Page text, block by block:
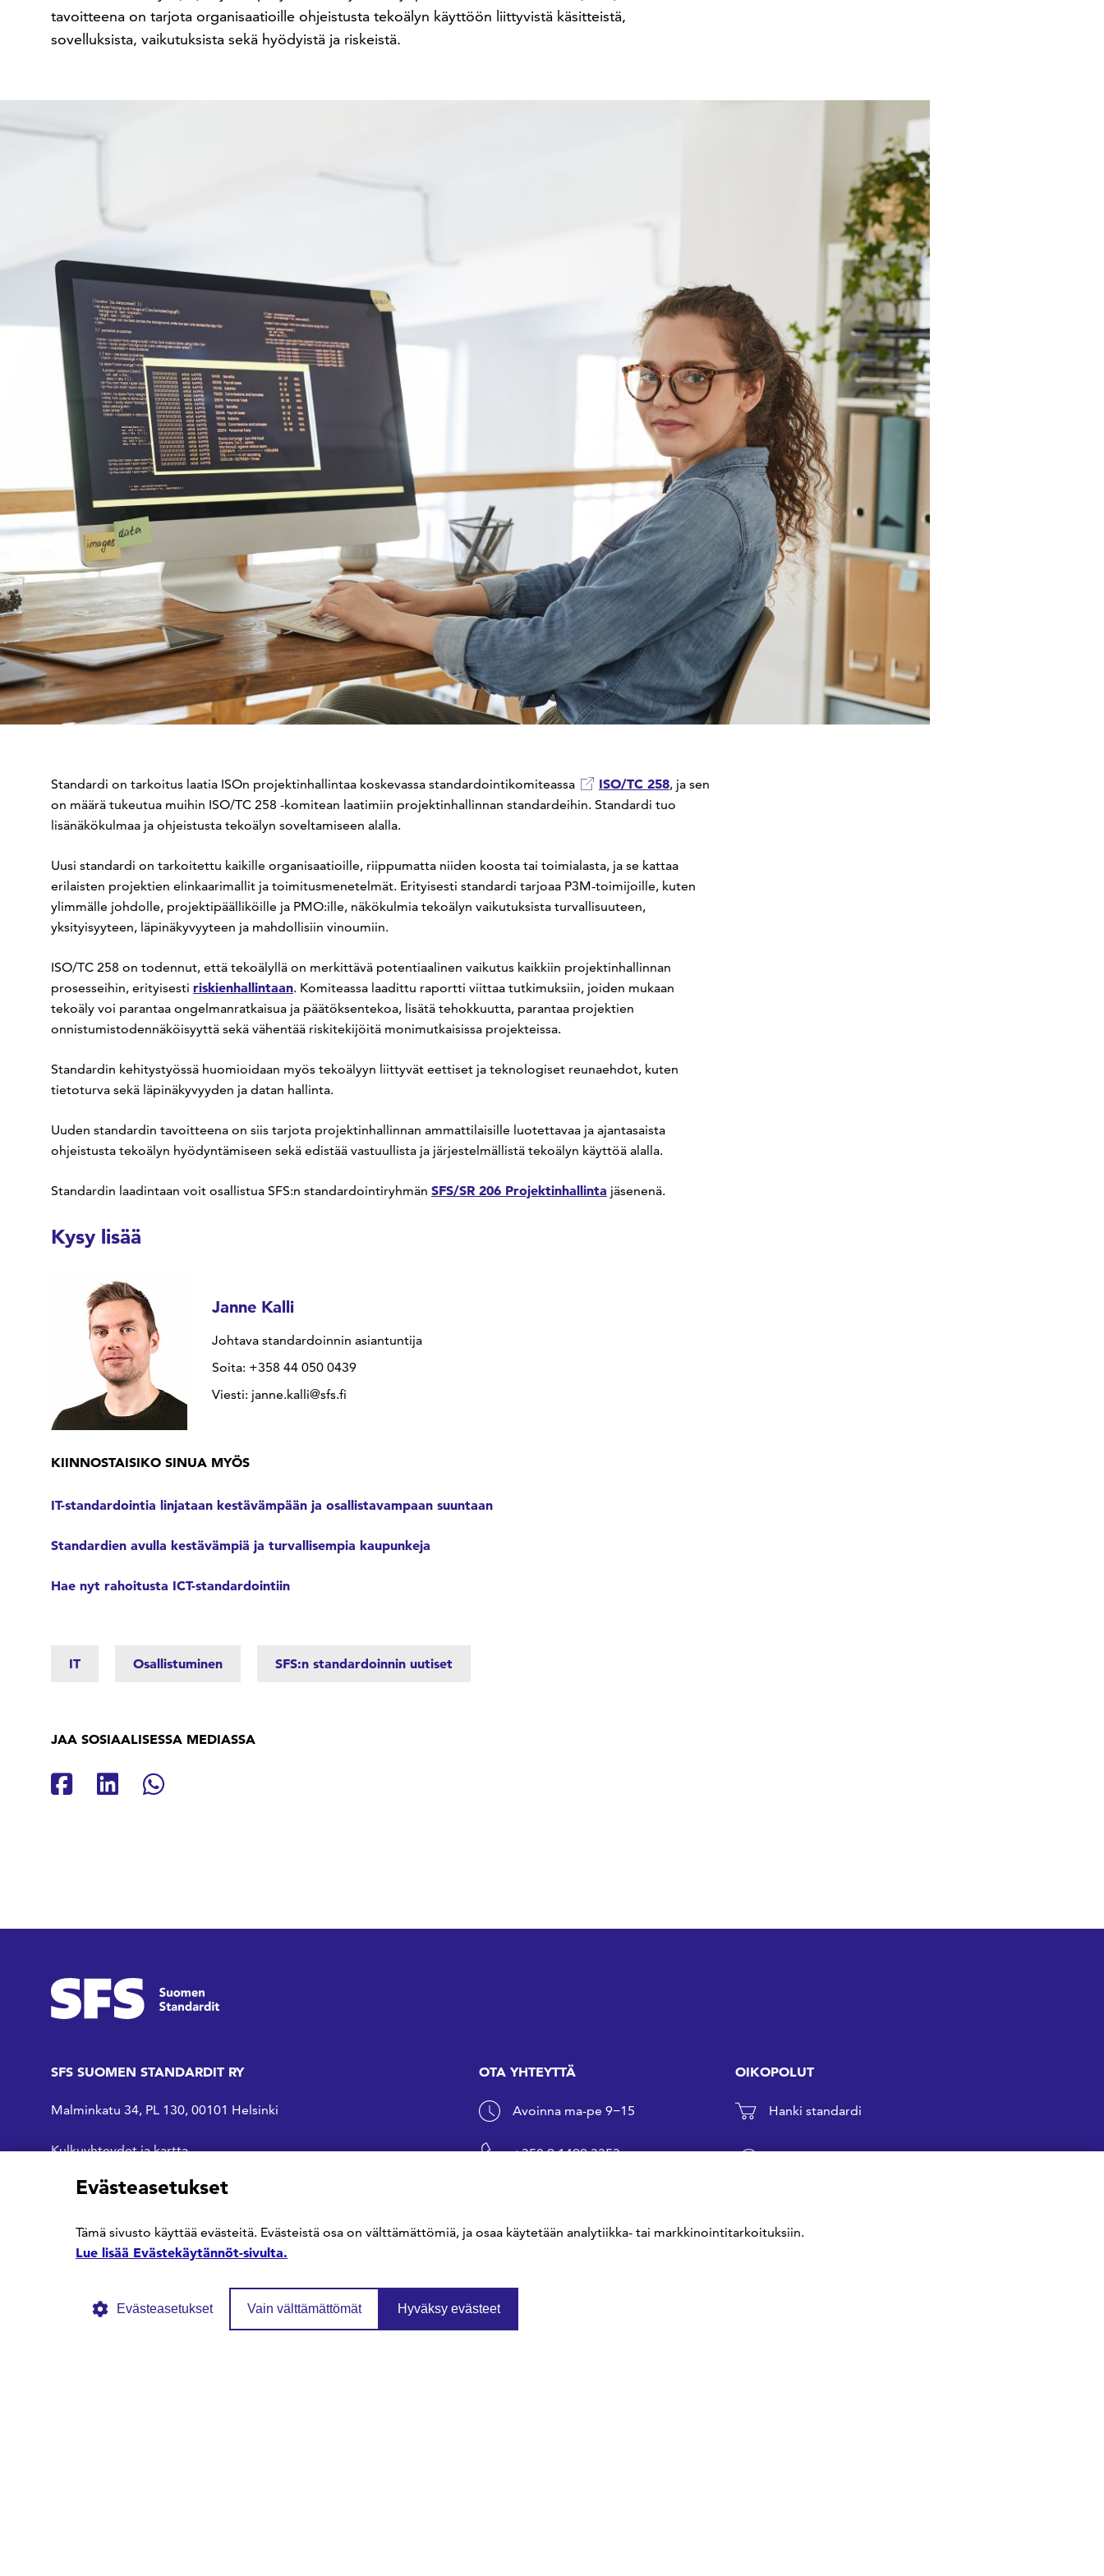
tavoitteena on tarjota organisaatioille ohjeistusta tekoälyn käyttöön liittyvistä käsitteistä,
sovelluksista, vaikutuksista sekä hyödyistä ja riskeistä.
Standardi on tarkoitus laatia ISOn projektinhallintaa koskevassa standardointikomiteassa ISO/TC 258, ja sen
on määrä tukeutua muihin ISO/TC 258 -komitean laatimiin projektinhallinnan standardeihin. Standardi tuo
lisänäkökulmaa ja ohjeistusta tekoälyn soveltamiseen alalla.
Uusi standardi on tarkoitettu kaikille organisaatioille, riippumatta niiden koosta tai toimialasta, ja se kattaa
erilaisten projektien elinkaarimallit ja toimitusmenetelmät. Erityisesti standardi tarjoaa P3M-toimijoille, kuten
ylimmälle johdolle, projektipäälliköille ja PMO:ille, näkökulmia tekoälyn vaikutuksista turvallisuuteen,
yksityisyyteen, läpinäkyvyyteen ja mahdollisiin vinoumiin.
ISO/TC 258 on todennut, että tekoälyllä on merkittävä potentiaalinen vaikutus kaikkiin projektinhallinnan
prosesseihin, erityisesti riskienhallintaan. Komiteassa laadittu raportti viittaa tutkimuksiin, joiden mukaan
tekoäly voi parantaa ongelmanratkaisua ja päätöksentekoa, lisätä tehokkuutta, parantaa projektien
onnistumistodennäköisyyttä sekä vähentää riskitekijöitä monimutkaisissa projekteissa.
Standardin kehitystyössä huomioidaan myös tekoälyyn liittyvät eettiset ja teknologiset reunaehdot, kuten
tietoturva sekä läpinäkyvyyden ja datan hallinta.
Uuden standardin tavoitteena on siis tarjota projektinhallinnan ammattilaisille luotettavaa ja ajantasaista
ohjeistusta tekoälyn hyödyntämiseen sekä edistää vastuullista ja järjestelmällistä tekoälyn käyttöä alalla.
Standardin laadintaan voit osallistua SFS:n standardointiryhmän SFS/SR 206 Projektinhallinta jäsenenä.
Kysy lisää
Janne Kalli
Johtava standardoinnin asiantuntija
Soita: +358 44 050 0439
Viesti: janne.kalli@sfs.fi
KIINNOSTAISIKO SINUA MYÖS
IT-standardointia linjataan kestävämpään ja osallistavampaan suuntaan
Standardien avulla kestävämpiä ja turvallisempia kaupunkeja
Hae nyt rahoitusta ICT-standardointiin
IT Osallistuminen SFS:n standardoinnin uutiset
JAA SOSIAALISESSA MEDIASSA
Jaa Facebookissa
Jaa Linkedinissä
Jaa Whatsappissa
SFS SUOMEN STANDARDIT RY
Malminkatu 34, PL 130, 00101 Helsinki
Kulkuyhteydet ja kartta
SFS Facebookissa
SFS Linkedinissä
SFS Youtubessa
OTA YHTEYTTÄ
Avoinna ma-pe 9−15
+358 9 1499 3353
OIKOPOLUT
Hanki standardi
© SFS ry Tietosuojaseloste Evästekäytännöt
Evästeasetukset
Tämä sivusto käyttää evästeitä. Evästeistä osa on välttämättömiä, ja osaa käytetään analytiikka- tai markkinointitarkoituksiin.
Lue lisää Evästekäytännöt-sivulta.
Evästeasetukset Vain välttämättömät Hyväksy evästeet